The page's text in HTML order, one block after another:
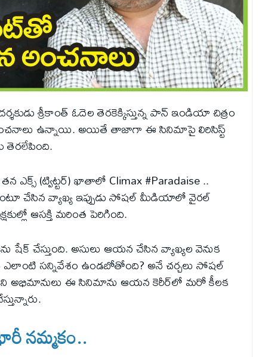
శ్రీకాంత్ ఓదెల తెరకెక్కిస్తున్న పాన్ ఇండియా చిత్రం
ఉన్నాయి. అయితే తాజాగా ఈ సినిమాపై లిరిసిస్ట్‌
ఎక్స్ (ట్విట్టర్) ఖాతాలో Climax #Paradaise ..
చేసిన వ్యాఖ్య ఇప్పుడు సోషల్ మీడియాలో వైరల్
ఆసక్తి మరింత పెరిగింది.
చేస్తుంది. అసులు ఆయన చేసిన వ్యాఖ్యల వెనుక
ఎలాంటి సన్నివేశం ఉండబోతోంది? అనే చర్చలు సోషల్
ఈ సినిమాను ఆయన కెరీర్‌లో మరో కీలక
నమ్మకం..